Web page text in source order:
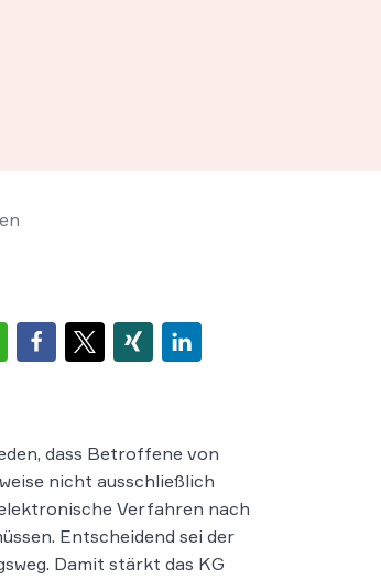
dass Betroffene von
nicht ausschließlich
Verfahren nach
Entscheidend sei der
Damit stärkt das KG